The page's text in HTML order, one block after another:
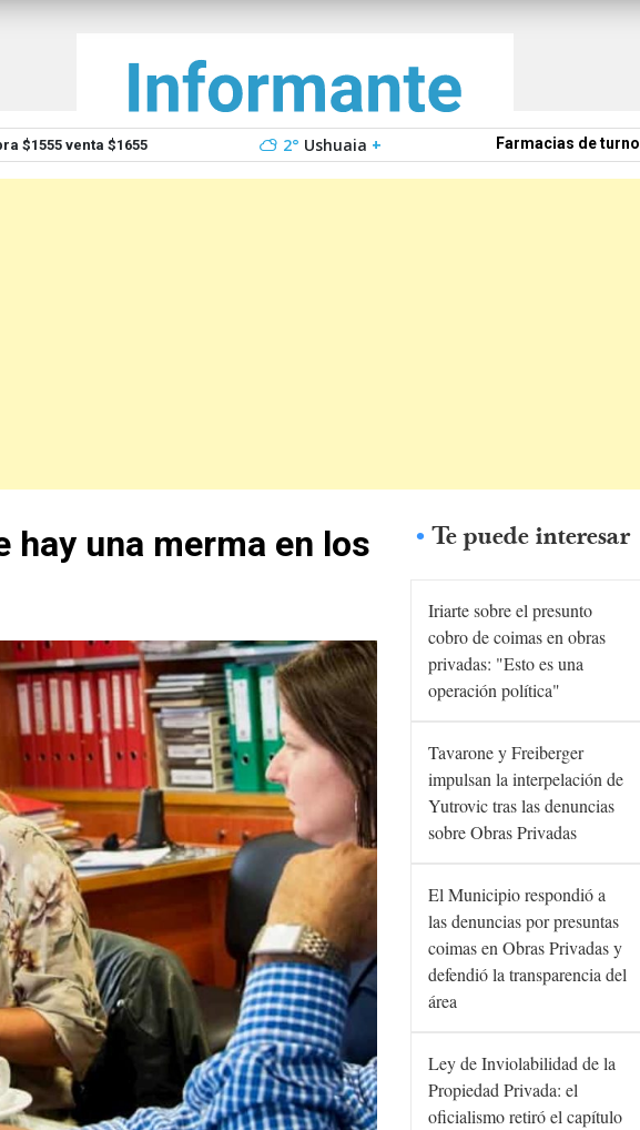
$1555 venta $1655 2° Ushuaia + Farmacias de turno
hay una merma en los
Te puede interesar
Iriarte sobre el presunto
cobro de coimas en obras
privadas: "Esto es una
operación política"
Tavarone y Freiberger
impulsan la interpelación de
Yutrovic tras las denuncias
sobre Obras Privadas
El Municipio respondió a
las denuncias por presuntas
coimas en Obras Privadas y
defendió la transparencia del
área
Ley de Inviolabilidad de la
Propiedad Privada: el
oficialismo retiró el capítulo